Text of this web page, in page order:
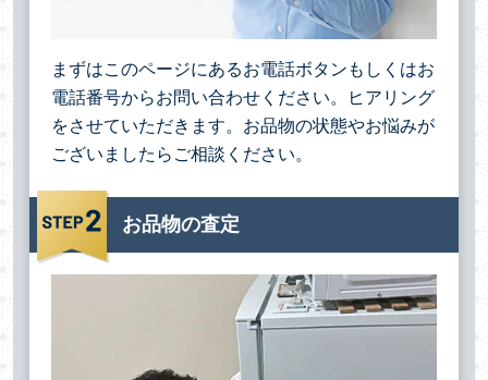
まずはこのページにあるお電話ボタンもしくはお
電話番号からお問い合わせください。ヒアリング
をさせていただきます。お品物の状態やお悩みが
ございましたらご相談ください。
お品物の査定